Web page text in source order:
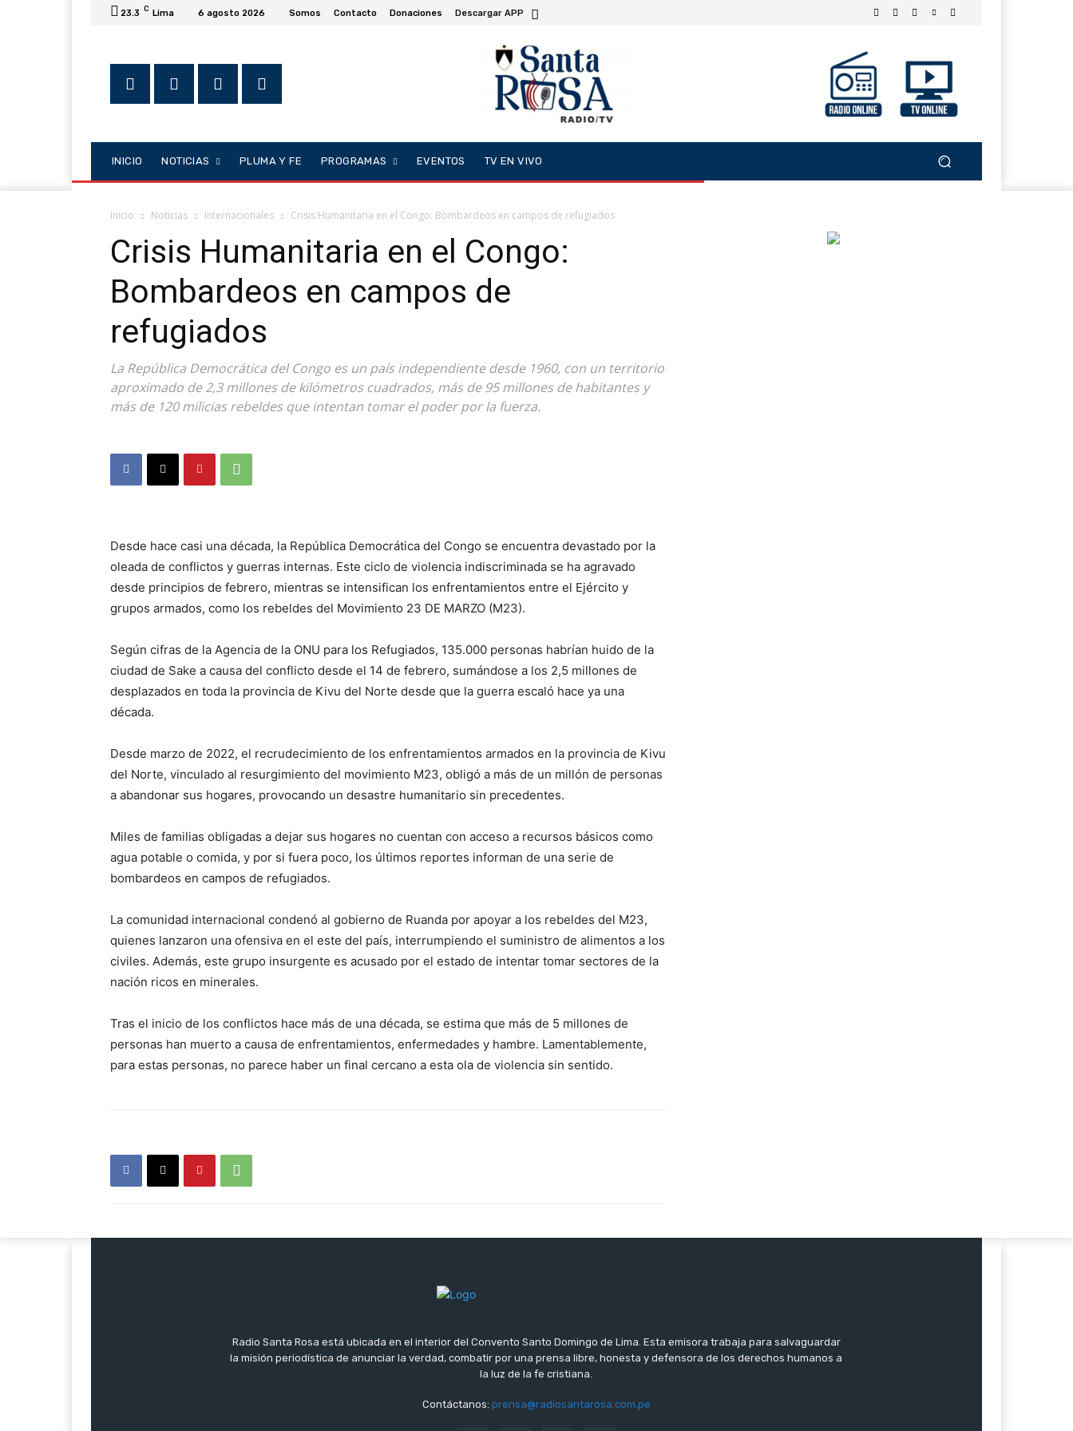
23.3 C Lima 6 agosto 2026 Somos Contacto Donaciones Descargar APP
INICIO NOTICIAS PLUMA Y FE PROGRAMAS EVENTOS TV EN VIVO
Inicio Noticias Internacionales Crisis Humanitaria en el Congo: Bombardeos en campos de refugiados
Crisis Humanitaria en el Congo:
Bombardeos en campos de
refugiados
La República Democrática del Congo es un país independiente desde 1960, con un territorio
aproximado de 2,3 millones de kilómetros cuadrados, más de 95 millones de habitantes y
más de 120 milicias rebeldes que intentan tomar el poder por la fuerza.
Desde hace casi una década, la República Democrática del Congo se encuentra devastado por la
oleada de conflictos y guerras internas. Este ciclo de violencia indiscriminada se ha agravado
desde principios de febrero, mientras se intensifican los enfrentamientos entre el Ejército y
grupos armados, como los rebeldes del Movimiento 23 DE MARZO (M23).
Según cifras de la Agencia de la ONU para los Refugiados, 135.000 personas habrían huido de la
ciudad de Sake a causa del conflicto desde el 14 de febrero, sumándose a los 2,5 millones de
desplazados en toda la provincia de Kivu del Norte desde que la guerra escaló hace ya una
década.
Desde marzo de 2022, el recrudecimiento de los enfrentamientos armados en la provincia de Kivu
del Norte, vinculado al resurgimiento del movimiento M23, obligó a más de un millón de personas
a abandonar sus hogares, provocando un desastre humanitario sin precedentes.
Miles de familias obligadas a dejar sus hogares no cuentan con acceso a recursos básicos como
agua potable o comida, y por si fuera poco, los últimos reportes informan de una serie de
bombardeos en campos de refugiados.
La comunidad internacional condenó al gobierno de Ruanda por apoyar a los rebeldes del M23,
quienes lanzaron una ofensiva en el este del país, interrumpiendo el suministro de alimentos a los
civiles. Además, este grupo insurgente es acusado por el estado de intentar tomar sectores de la
nación ricos en minerales.
Tras el inicio de los conflictos hace más de una década, se estima que más de 5 millones de
personas han muerto a causa de enfrentamientos, enfermedades y hambre. Lamentablemente,
para estas personas, no parece haber un final cercano a esta ola de violencia sin sentido.
Radio Santa Rosa está ubicada en el interior del Convento Santo Domingo de Lima. Esta emisora trabaja para salvaguardar
la misión periodística de anunciar la verdad, combatir por una prensa libre, honesta y defensora de los derechos humanos a
la luz de la fe cristiana.
Contáctanos: prensa@radiosantarosa.com.pe